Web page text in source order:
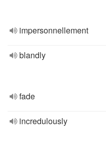
impersonnellement
blandly
fade
incredulously